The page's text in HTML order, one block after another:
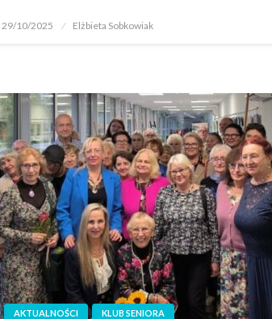
29/10/2025 Elżbieta Sobkowiak
AKTUALNOŚCI KLUB SENIORA